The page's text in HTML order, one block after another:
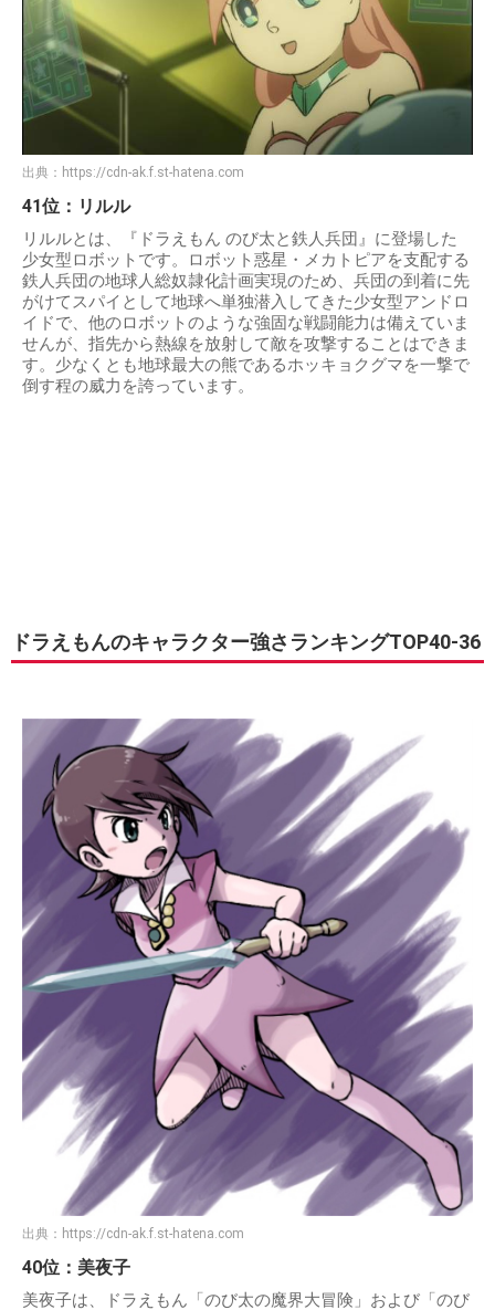
出典： https://cdn-ak.f.st-hatena.com
41位：リルル
リルルとは、『ドラえもん のび太と鉄人兵団』に登場した
少女型ロボットです。ロボット惑星・メカトピアを支配する
鉄人兵団の地球人総奴隷化計画実現のため、兵団の到着に先
がけてスパイとして地球へ単独潜入してきた少女型アンドロ
イドで、他のロボットのような強固な戦闘能力は備えていま
せんが、指先から熱線を放射して敵を攻撃することはできま
す。少なくとも地球最大の熊であるホッキョクグマを一撃で
倒す程の威力を誇っています。
ドラえもんのキャラクター強さランキングTOP40-36
出典： https://cdn-ak.f.st-hatena.com
40位：美夜子
美夜子は、ドラえもん「のび太の魔界大冒険」および「のび